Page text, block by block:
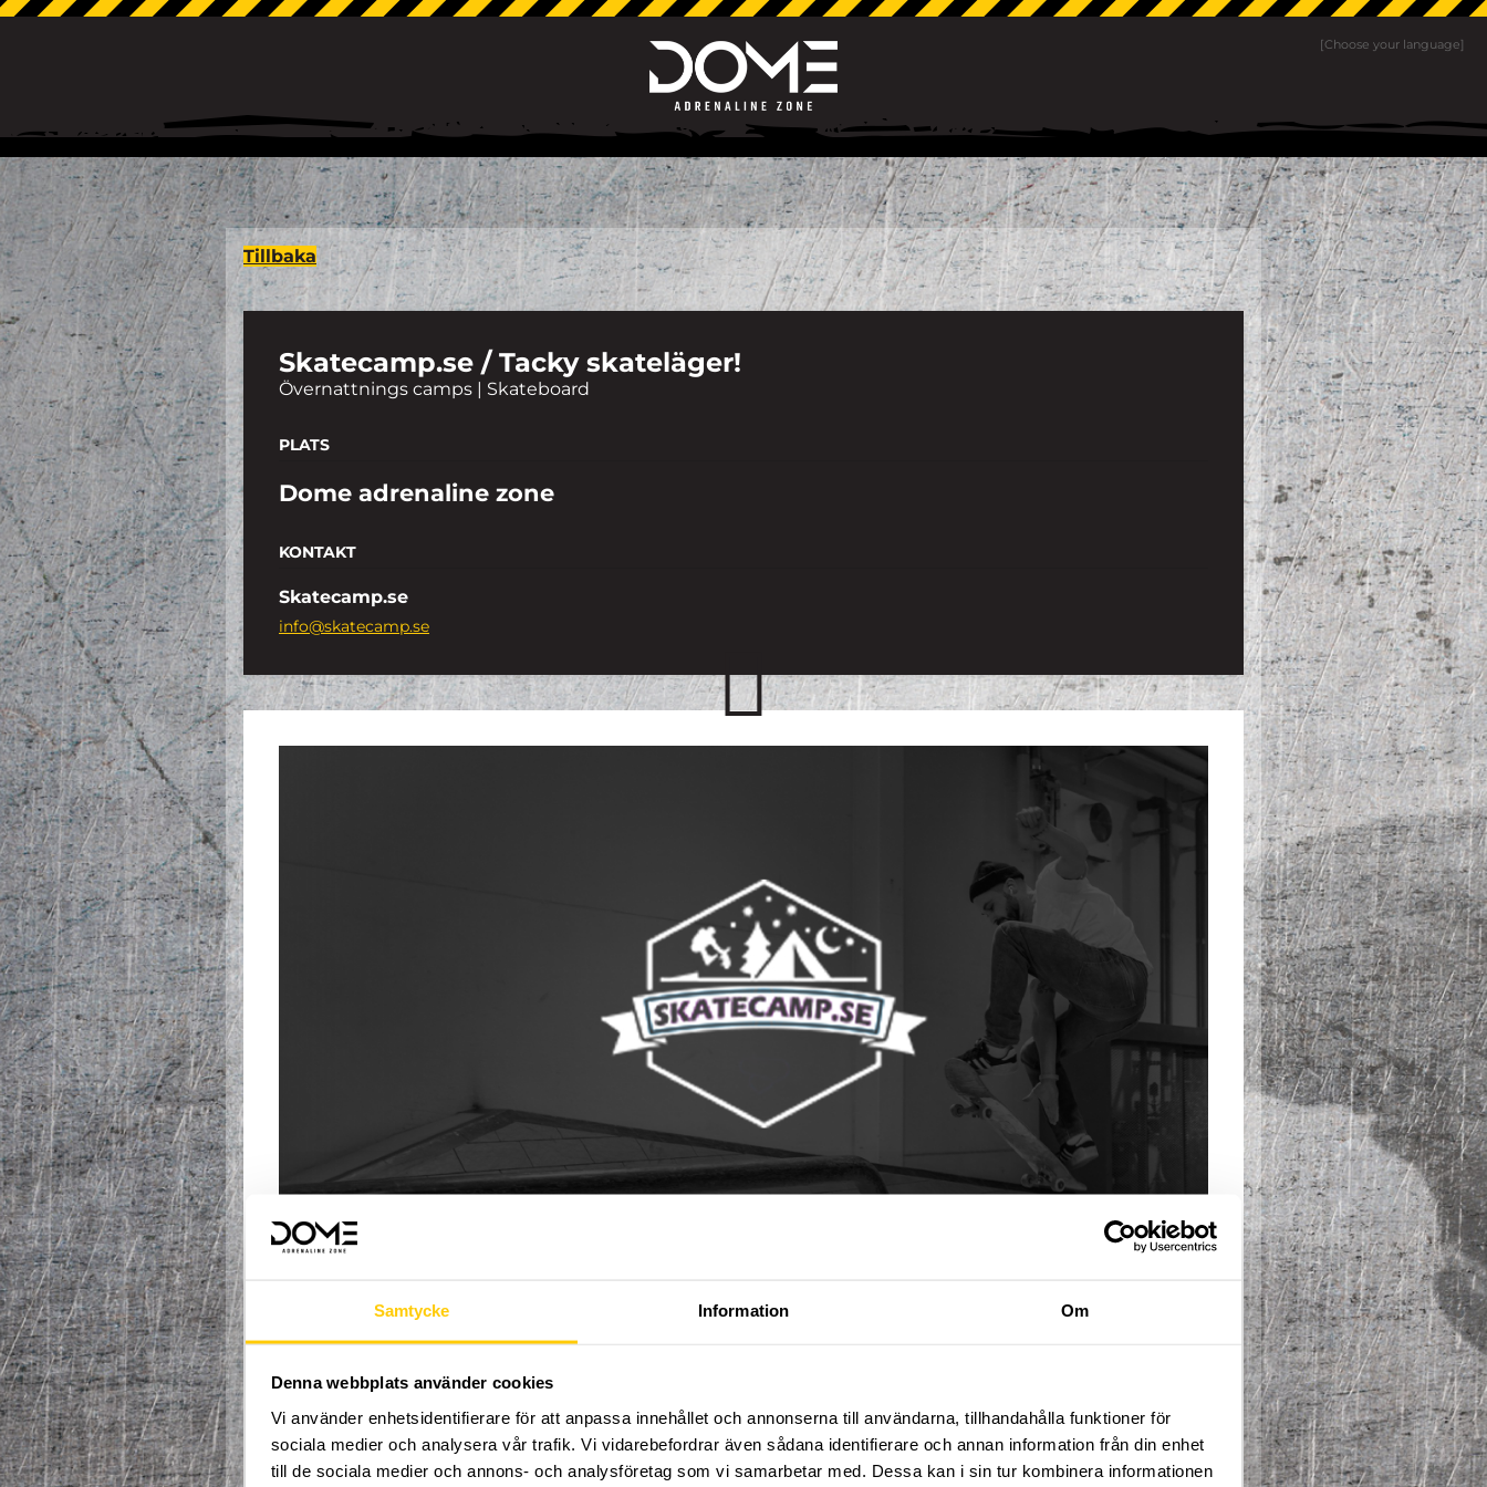
Samtycke Information Om
Denna webbplats använder cookies
Vi använder enhetsidentifierare för att anpassa innehållet och annonserna till användarna, tillhandahålla funktioner för
sociala medier och analysera vår trafik. Vi vidarebefordrar även sådana identifierare och annan information från din enhet
till de sociala medier och annons- och analysföretag som vi samarbetar med. Dessa kan i sin tur kombinera informationen
[Choose your language]
Tillbaka
Skatecamp.se / Tacky skateläger!
Övernattnings camps | Skateboard
PLATS
Dome adrenaline zone
KONTAKT
Skatecamp.se
info@skatecamp.se
FÖR INFO OCH ANMÄLAN, VÄNLIGEN KLICKA HÄR
Våra läger riktar sig såväl till nybörjare som mer erfarna åkare och självklart är både killar och tjejer
verkligen gillar skateboard och något du vill ägna mycket tid åt.
Vi har inget fast kontor, men du är givetvis välkommen att besöka vår huvudansvarige som ofta finns på
plats i Söderhamns skatepark och inomhushall, som en av de huvudansvariga i den lokala
skateboardföreningen i Söderhamn.